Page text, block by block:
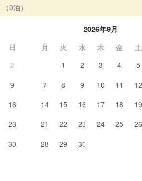
（0泊）
日
2
9
16
23
30
2026年9月
月 火 水 木 金 土
1
2 3 4 5
7
8 9 10 11 12
14
15 16 17 18 19
21
22 23 24 25 26
28
29 30